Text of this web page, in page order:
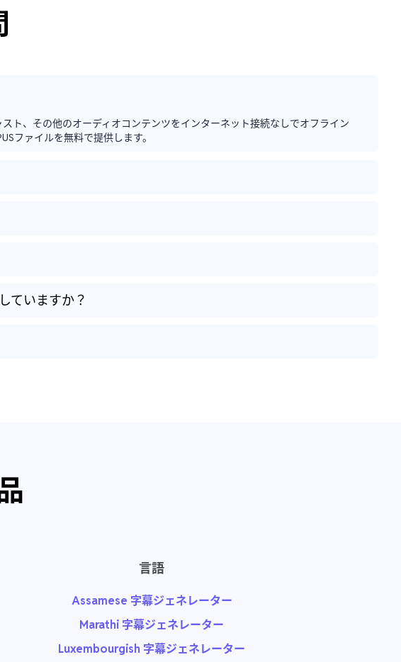
ト、その他のオーディオコンテンツをインターネット接続なしでオフライン
ファイルを無料で提供します。
ていますか？
言語
Assamese 字幕ジェネレーター
Marathi 字幕ジェネレーター
Luxembourgish 字幕ジェネレーター